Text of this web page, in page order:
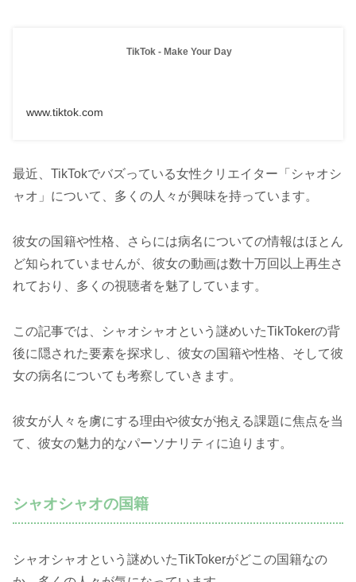
TikTok - Make Your Day
www.tiktok.com
最近、TikTokでバズっている女性クリエイター「シャオシ
ャオ」について、多くの人々が興味を持っています。
彼女の国籍や性格、さらには病名についての情報はほとん
ど知られていませんが、彼女の動画は数十万回以上再生さ
れており、多くの視聴者を魅了しています。
この記事では、シャオシャオという謎めいたTikTokerの背
後に隠された要素を探求し、彼女の国籍や性格、そして彼
女の病名についても考察していきます。
彼女が人々を虜にする理由や彼女が抱える課題に焦点を当
て、彼女の魅力的なパーソナリティに迫ります。
シャオシャオの国籍
シャオシャオという謎めいたTikTokerがどこの国籍なの